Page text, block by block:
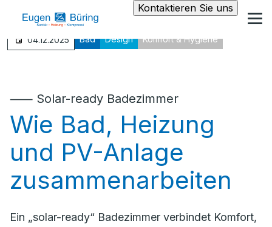
Kontaktieren Sie uns
04.12.2025 Bad Design Komfort & Hygiene
⸺ Solar-ready Badezimmer
Wie Bad, Heizung
und PV-Anlage
zusammenarbeiten
Ein „solar-ready“ Badezimmer verbindet Komfort,